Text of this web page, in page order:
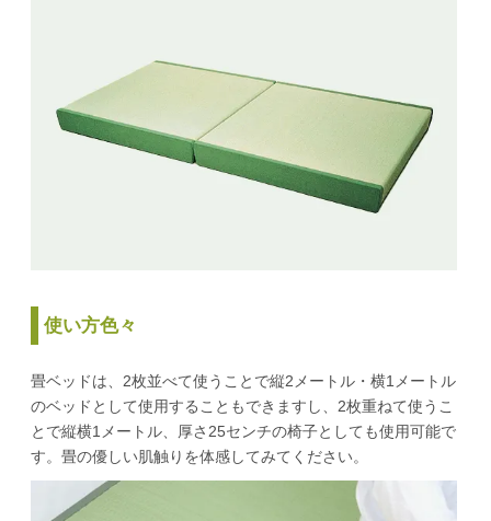
使い方色々
畳ベッドは、2枚並べて使うことで縦2メートル・横1メートル
のベッドとして使用することもできますし、2枚重ねて使うこ
とで縦横1メートル、厚さ25センチの椅子としても使用可能で
す。畳の優しい肌触りを体感してみてください。